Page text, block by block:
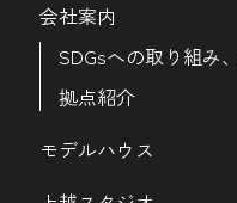
会社案内
SDGsへの取り組み
拠点紹介
モデルハウス